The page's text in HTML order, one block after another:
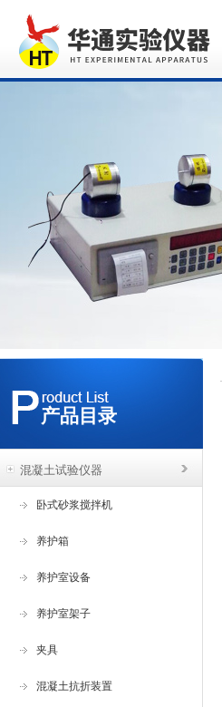
产品目录
混凝土试验仪器
卧式砂浆搅拌机
养护箱
养护室设备
养护室架子
夹具
混凝土抗折装置